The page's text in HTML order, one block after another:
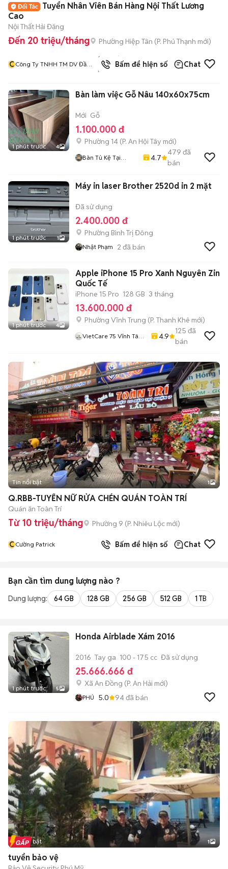
Tuyển Nhân Viên Bán Hàng Nội Thất Lương
Cao
Nội Thất Hải Đăng
Đến 20 triệu/tháng Phường Hiệp Tân (P. Phú Thạnh mới)
CCông Ty TNHH TM DV Đầu
1244
đã
bán
Bấm để hiện số Chat
1 phút trước 4
Bàn làm việc Gỗ Nâu 140x60x75cm
Mới Gỗ
1.100.000 đ
Phường 14 (P. An Hội Tây mới)
Bàn Tủ Kệ Tại
4.7
479 đã
bán
1 phút trước 1
Máy in laser Brother 2520d in 2 mặt
Đã sử dụng
2.400.000 đ
Phường Bình Trị Đông
Nhật Phạm 2 đã bán
1 phút trước 4
Apple iPhone 15 Pro Xanh Nguyên Zin
Quốc Tế
iPhone 15 Pro 128 GB 3 tháng
13.600.000 đ
Phường Vĩnh Trung (P. Thanh Khê mới)
VietCare 75 Vĩnh Tân
4.9
125 đã
bán
Tin nổi bật 1
Q.RBB-TUYỂN NỮ RỬA CHÉN QUÁN TOÀN TRÍ
Quán ăn Toàn Trí
Từ 10 triệu/tháng Phường 9 (P. Nhiêu Lộc mới)
CCường Patrick Bấm để hiện số Chat
Bạn cần tìm dung lượng nào ?
Dung lượng: 64 GB 128 GB 256 GB 512 GB 1 TB
1 phút trước 5
Honda Airblade Xám 2016
2016 Tay ga 100 - 175 cc Đã sử dụng
25.666.666 đ
Xã An Đồng (P. An Hải mới)
PHÚ 5.0 94đã bán
Tin nổi bật 1
tuyển bảo vệ